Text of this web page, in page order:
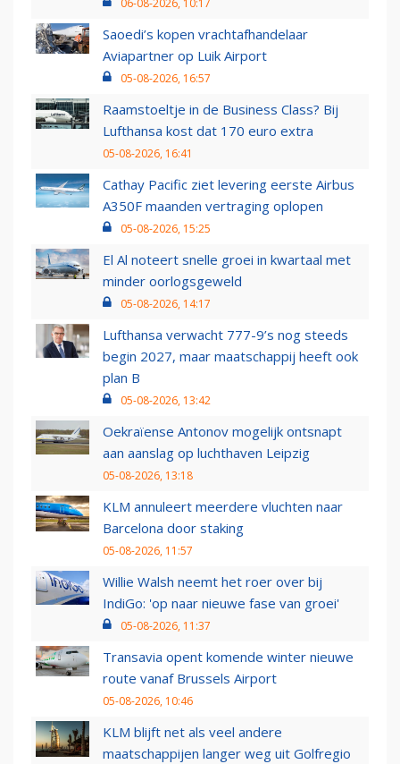
06-08-2026, 10:17
Saoedi’s kopen vrachtafhandelaar
Aviapartner op Luik Airport
05-08-2026, 16:57
Raamstoeltje in de Business Class? Bij
Lufthansa kost dat 170 euro extra
05-08-2026, 16:41
Cathay Pacific ziet levering eerste Airbus
A350F maanden vertraging oplopen
05-08-2026, 15:25
El Al noteert snelle groei in kwartaal met
minder oorlogsgeweld
05-08-2026, 14:17
Lufthansa verwacht 777-9’s nog steeds
begin 2027, maar maatschappij heeft ook
plan B
05-08-2026, 13:42
Oekraïense Antonov mogelijk ontsnapt
aan aanslag op luchthaven Leipzig
05-08-2026, 13:18
KLM annuleert meerdere vluchten naar
Barcelona door staking
05-08-2026, 11:57
Willie Walsh neemt het roer over bij
IndiGo: 'op naar nieuwe fase van groei'
05-08-2026, 11:37
Transavia opent komende winter nieuwe
route vanaf Brussels Airport
05-08-2026, 10:46
KLM blijft net als veel andere
maatschappijen langer weg uit Golfregio